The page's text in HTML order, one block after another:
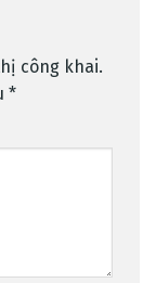
công khai.
*